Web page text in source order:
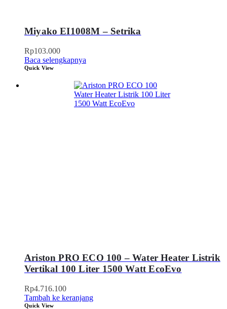
Miyako EI1008M – Setrika
Rp103.000
Baca selengkapnya
Quick View
Ariston PRO ECO 100 – Water Heater Listrik
Vertikal 100 Liter 1500 Watt EcoEvo
Rp4.716.100
Tambah ke keranjang
Quick View